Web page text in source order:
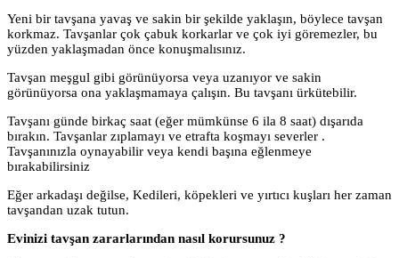
Yeni bir tavşana yavaş ve sakin bir şekilde yaklaşın, böylece tavşan
korkmaz. Tavşanlar çok çabuk korkarlar ve çok iyi göremezler, bu
yüzden yaklaşmadan önce konuşmalısınız.
Tavşan meşgul gibi görünüyorsa veya uzanıyor ve sakin
görünüyorsa ona yaklaşmamaya çalışın. Bu tavşanı ürkütebilir.
Tavşanı günde birkaç saat (eğer mümkünse 6 ila 8 saat) dışarıda
bırakın. Tavşanlar zıplamayı ve etrafta koşmayı severler .
Tavşanınızla oynayabilir veya kendi başına eğlenmeye
bırakabilirsiniz
Eğer arkadaşı değilse, Kedileri, köpekleri ve yırtıcı kuşları her zaman
tavşandan uzak tutun.
Evinizi tavşan zararlarından nasıl korursunuz ?